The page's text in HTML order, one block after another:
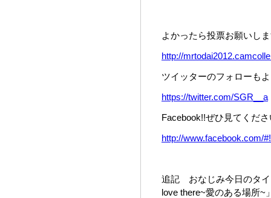
よかったら投票お願いし
http://
ツイッターのフォローも
https://twitter.com/SGR__a
Facebook!!ぜひ見てくだ
http://www.facebook.com/
追記 おなじみ今日のタイ
love there~愛のある場所~